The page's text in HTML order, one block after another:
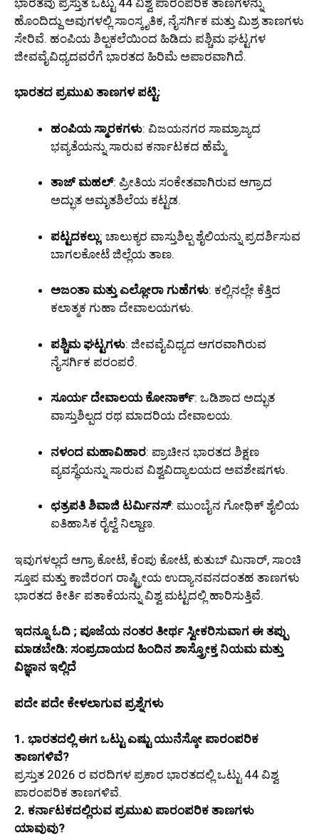
ಹೊಂದಿದ್ದು ಅವುಗಳಲ್ಲಿ ಸಾಂಸ್ಕೃತಿಕ, ನೈಸರ್ಗಿಕ ಮತ್ತು ಮಿಶ್ರ ತಾಣಗಳು
ಸೇರಿವೆ. ಹಂಪಿಯ ಶಿಲ್ಪಕಲೆಯಿಂದ ಹಿಡಿದು ಪಶ್ಚಿಮ ಘಟ್ಟಗಳ
ಜೀವವೈವಿಧ್ಯದವರೆಗೆ ಭಾರತದ ಹಿರಿಮೆ ಅಪಾರವಾಗಿದೆ.
ಭಾರತದ ಪ್ರಮುಖ ತಾಣಗಳ ಪಟ್ಟಿ:
ಹಂಪಿಯ ಸ್ಮಾರಕಗಳು: ವಿಜಯನಗರ ಸಾಮ್ರಾಜ್ಯದ
ಭವ್ಯತೆಯನ್ನು ಸಾರುವ ಕರ್ನಾಟಕದ ಹೆಮ್ಮೆ.
ತಾಜ್ ಮಹಲ್: ಪ್ರೀತಿಯ ಸಂಕೇತವಾಗಿರುವ ಆಗ್ರಾದ
ಅದ್ಭುತ ಅಮೃತಶಿಲೆಯ ಕಟ್ಟಡ.
ಪಟ್ಟದಕಲ್ಲು: ಚಾಲುಕ್ಯರ ವಾಸ್ತುಶಿಲ್ಪ ಶೈಲಿಯನ್ನು ಪ್ರದರ್ಶಿಸುವ
ಬಾಗಲಕೋಟೆ ಜಿಲ್ಲೆಯ ತಾಣ.
ಅಜಂತಾ ಮತ್ತು ಎಲ್ಲೋರಾ ಗುಹೆಗಳು: ಕಲ್ಲಿನಲ್ಲೇ ಕೆತ್ತಿದ
ಕಲಾತ್ಮಕ ಗುಹಾ ದೇವಾಲಯಗಳು.
ಪಶ್ಚಿಮ ಘಟ್ಟಗಳು: ಜೀವವೈವಿಧ್ಯದ ಆಗರವಾಗಿರುವ
ನೈಸರ್ಗಿಕ ಪರಂಪರೆ.
ಸೂರ್ಯ ದೇವಾಲಯ ಕೋನಾರ್ಕ್: ಒಡಿಶಾದ ಅದ್ಭುತ
ವಾಸ್ತುಶಿಲ್ಪದ ರಥ ಮಾದರಿಯ ದೇವಾಲಯ.
ನಳಂದ ಮಹಾವಿಹಾರ: ಪ್ರಾಚೀನ ಭಾರತದ ಶಿಕ್ಷಣ
ವ್ಯವಸ್ಥೆಯನ್ನು ಸಾರುವ ವಿಶ್ವವಿದ್ಯಾಲಯದ ಅವಶೇಷಗಳು.
ಛತ್ರಪತಿ ಶಿವಾಜಿ ಟರ್ಮಿನಸ್: ಮುಂಬೈನ ಗೋಥಿಕ್ ಶೈಲಿಯ
ಐತಿಹಾಸಿಕ ರೈಲ್ವೆ ನಿಲ್ದಾಣ.
ಇವುಗಳಲ್ಲದೆ ಆಗ್ರಾ ಕೋಟೆ, ಕೆಂಪು ಕೋಟೆ, ಕುತುಬ್ ಮಿನಾರ್, ಸಾಂಚಿ
ಸ್ತೂಪ ಮತ್ತು ಕಾಜಿರಂಗ ರಾಷ್ಟ್ರೀಯ ಉದ್ಯಾನವನದಂತಹ ತಾಣಗಳು
ಭಾರತದ ಕೀರ್ತಿ ಪತಾಕೆಯನ್ನು ವಿಶ್ವ ಮಟ್ಟದಲ್ಲಿ ಹಾರಿಸುತ್ತಿವೆ.
ಇದನ್ನೂ ಓದಿ ; ಪೂಜೆಯ ನಂತರ ತೀರ್ಥ ಸ್ವೀಕರಿಸುವಾಗ ಈ ತಪ್ಪು
ಮಾಡಬೇಡಿ: ಸಂಪ್ರದಾಯದ ಹಿಂದಿನ ಶಾಸ್ತ್ರೋಕ್ತ ನಿಯಮ ಮತ್ತು
ವಿಜ್ಞಾನ ಇಲ್ಲಿದೆ
ಪದೇ ಪದೇ ಕೇಳಲಾಗುವ ಪ್ರಶ್ನೆಗಳು
1. ಭಾರತದಲ್ಲಿ ಈಗ ಒಟ್ಟು ಎಷ್ಟು ಯುನೆಸ್ಕೋ ಪಾರಂಪರಿಕ
ತಾಣಗಳಿವೆ?
ಪ್ರಸ್ತುತ 2026 ರ ವರದಿಗಳ ಪ್ರಕಾರ ಭಾರತದಲ್ಲಿ ಒಟ್ಟು 44 ವಿಶ್ವ
ಪಾರಂಪರಿಕ ತಾಣಗಳಿವೆ.
2. ಕರ್ನಾಟಕದಲ್ಲಿರುವ ಪ್ರಮುಖ ಪಾರಂಪರಿಕ ತಾಣಗಳು
ಯಾವುವು?